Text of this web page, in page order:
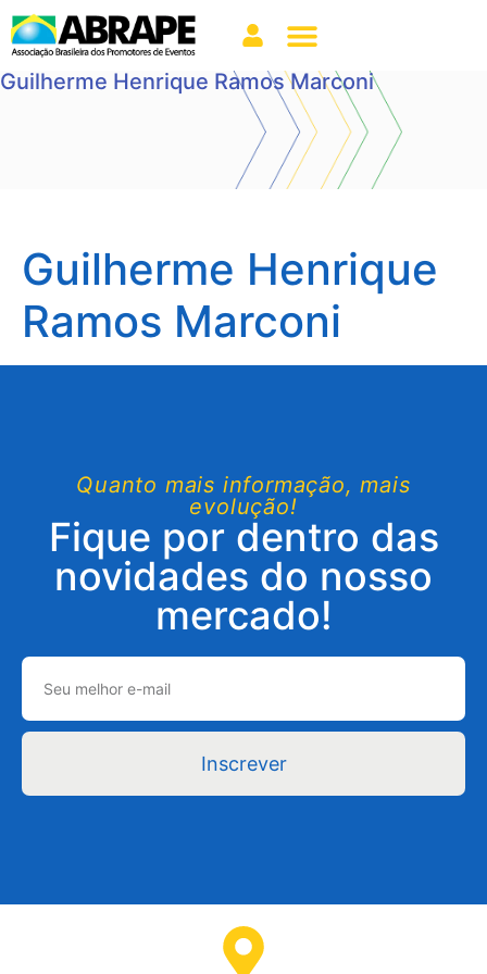
Guilherme Henrique Ramos Marconi
Guilherme Henrique
Ramos Marconi
Quanto mais informação, mais
evolução!
Fique por dentro das
novidades do nosso
mercado!
Inscrever